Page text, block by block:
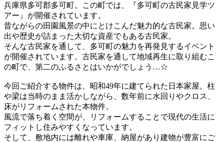
兵庫県多可郡多可町。この町では、『多可町の古民家見学ツ
アー』が開催されています。
昔ながらの田園風景の中にとけこんだ魅力的な古民家。思い
出や歴史が詰まった大切な資産でもある古民家。
そんな古民家を通して、多可町の魅力を再発見するイベント
が開催されています。古民家を通して地域再生に取り組むこ
の町で、第二のふるさとはいかがでしょう…☆
今回ご紹介する物件は、昭和49年に建てられた日本家屋。柱
や梁は当時のまま活かしながら、数年前に水回りやクロス、
床がリフォームされた本物件。
風流で落ち着く空間が、リフォームすることで現代の生活に
フィットし住みやすくなっています。
そして、敷地内には離れや車庫、納屋があり建物が豊富にご